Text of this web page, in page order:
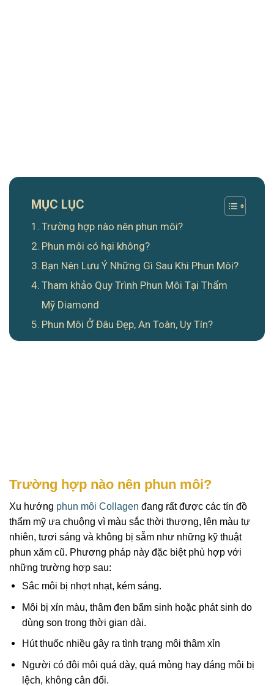
MỤC LỤC
Trường hợp nào nên phun môi?
Phun môi có hại không?
Bạn Nên Lưu Ý Những Gì Sau Khi Phun Môi?
Tham khảo Quy Trình Phun Môi Tại Thẩm
Mỹ Diamond
Phun Môi Ở Đâu Đẹp, An Toàn, Uy Tín?
Trường hợp nào nên phun môi?
Xu hướng phun môi Collagen đang rất được các tín đồ
thẩm mỹ ưa chuộng vì màu sắc thời thượng, lên màu tự
nhiên, tươi sáng và không bị sẫm như những kỹ thuật
phun xăm cũ. Phương pháp này đặc biệt phù hợp với
những trường hợp sau:
Sắc môi bị nhợt nhạt, kém sáng.
Môi bị xỉn màu, thâm đen bẩm sinh hoặc phát sinh do
dùng son trong thời gian dài.
Hút thuốc nhiều gây ra tình trạng môi thâm xỉn
Người có đôi môi quá dày, quá mỏng hay dáng môi bị
lệch, không cân đối.